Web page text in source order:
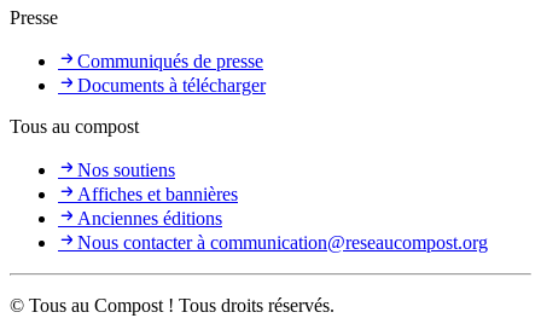
Presse
Communiqués de presse
Documents à télécharger
Tous au compost
Nos soutiens
Affiches et bannières
Anciennes éditions
Nous contacter à communication@reseaucompost.org
© Tous au Compost ! Tous droits réservés.